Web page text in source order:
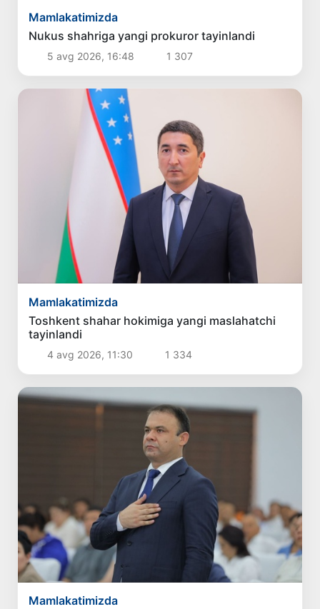
Mamlakatimizda
Nukus shahriga yangi prokuror tayinlandi
5 avg 2026, 16:48 1 307
Mamlakatimizda
Toshkent shahar hokimiga yangi maslahatchi
tayinlandi
4 avg 2026, 11:30 1 334
Mamlakatimizda